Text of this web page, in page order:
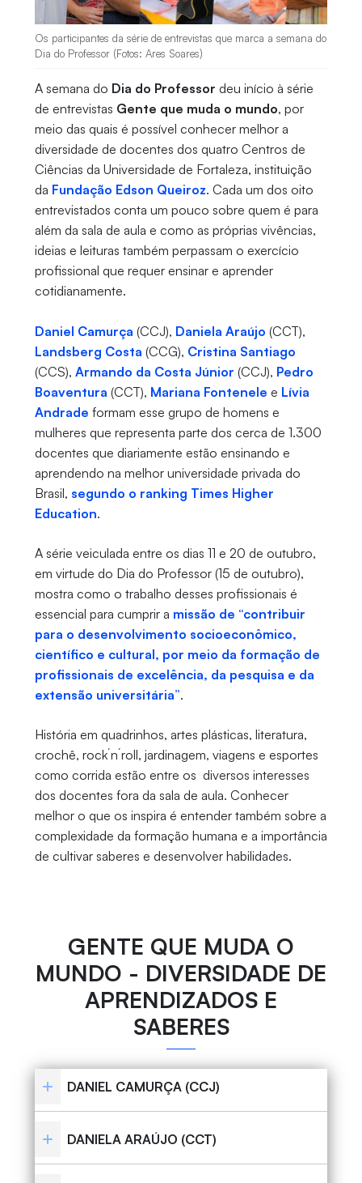
Os participantes da série de entrevistas que marca a semana do
Dia do Professor (Fotos: Ares Soares)
A semana do Dia do Professor deu início à série
de entrevistas Gente que muda o mundo, por
meio das quais é possível conhecer melhor a
diversidade de docentes dos quatro Centros de
Ciências da Universidade de Fortaleza, instituição
da Fundação Edson Queiroz. Cada um dos oito
entrevistados conta um pouco sobre quem é para
além da sala de aula e como as próprias vivências,
ideias e leituras também perpassam o exercício
profissional que requer ensinar e aprender
cotidianamente.
Daniel Camurça (CCJ), Daniela Araújo (CCT),
Landsberg Costa (CCG), Cristina Santiago
(CCS), Armando da Costa Júnior (CCJ), Pedro
Boaventura (CCT), Mariana Fontenele e Lívia
Andrade formam esse grupo de homens e
mulheres que representa parte dos cerca de 1.300
docentes que diariamente estão ensinando e
aprendendo na melhor universidade privada do
Brasil, segundo o ranking Times Higher
Education.
A série veiculada entre os dias 11 e 20 de outubro,
em virtude do Dia do Professor (15 de outubro),
mostra como o trabalho desses profissionais é
essencial para cumprir a missão de “contribuir
para o desenvolvimento socioeconômico,
científico e cultural, por meio da formação de
profissionais de excelência, da pesquisa e da
extensão universitária”.
História em quadrinhos, artes plásticas, literatura,
crochê, rock´n´roll, jardinagem, viagens e esportes
como corrida estão entre os diversos interesses
dos docentes fora da sala de aula. Conhecer
melhor o que os inspira é entender também sobre a
complexidade da formação humana e a importância
de cultivar saberes e desenvolver habilidades.
GENTE QUE MUDA O
MUNDO - DIVERSIDADE DE
APRENDIZADOS E
SABERES
DANIEL CAMURÇA (CCJ)
DANIELA ARAÚJO (CCT)